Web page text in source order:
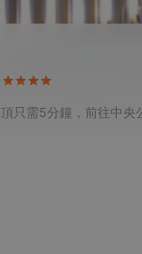
只需5分鐘，前往中